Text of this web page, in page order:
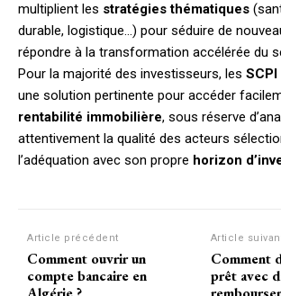
multiplient les stratégies thématiques
durable, logistique…) pour séduire de
répondre à la transformation accélérée du
Pour la majorité des investisseurs, les SCPI
une solution pertinente pour accéder
rentabilité immobilière, sous réserve
attentivement la qualité des acteurs
l’adéquation avec son propre horizon
Article précédent
Comment ouvrir un
compte bancaire en
Article
Comment
prêt avec